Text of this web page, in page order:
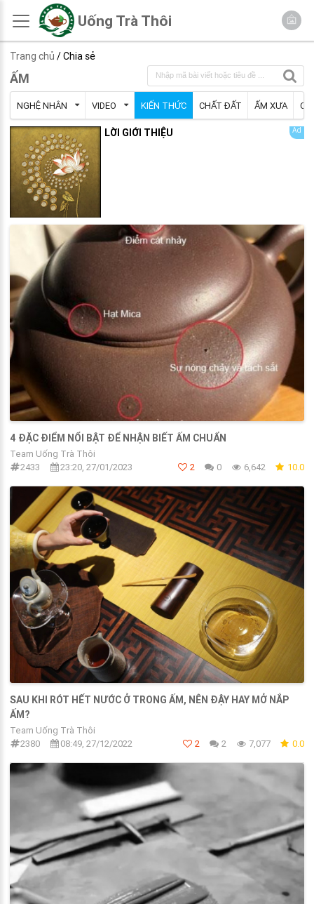
Uống Trà Thôi
Trang chủ / Chia sẻ
ẤM
NGHỆ NHÂN VIDEO KIẾN THỨC CHẤT ĐẤT ẤM XƯA
LỜI GIỚI THIỆU
4 ĐẶC ĐIỂM NỔI BẬT ĐỂ NHẬN BIẾT ẤM CHUẨN
Team Uống Trà Thôi
2433
23:20, 27/01/2023 2 0 6,642 10.0
SAU KHI RÓT HẾT NƯỚC Ở TRONG ẤM, NÊN ĐẬY HAY MỞ NẮP
ẤM?
Team Uống Trà Thôi
2380
08:49, 27/12/2022 2 2 7,077 0.0